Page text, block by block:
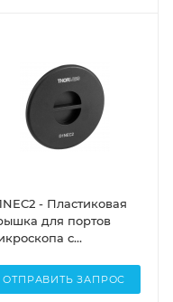
- Пластиковая
для портов
с
хвост",
ОТПРАВИТЬ ЗАПРОС